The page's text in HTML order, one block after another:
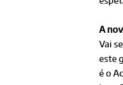
A
Vai
este
é o